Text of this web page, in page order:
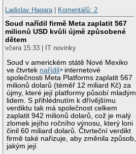
Ladislav Hagara| Komentářů: 2
Soud nařídil firmě Meta zaplatit 567
milionů USD kvůli újmě způsobené
dětem
včera 15:33 | IT novinky
Soud v americkém státě Nové Mexiko
ve čtvrtek nařídil
internetové
společnosti Meta Platforms zaplatit 567
milionů dolarů (téměř 12 miliard Kč) za
újmy, které její platformy působí mladým
lidem. S přihlédnutím k dřívějšímu
verdiktu tak má společnost celkem
zaplatit 942 milionů dolarů, což je malý
zlomek jejího ročního výnosu, který loni
činil 60 miliard dolarů. Čtvrteční verdikt
firmě také nařizuje, aby změnila způsob,
jakým její